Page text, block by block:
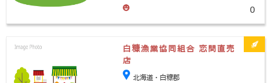
0
白糠漁業協同組合 恋問直売
店
北海道・白糠郡